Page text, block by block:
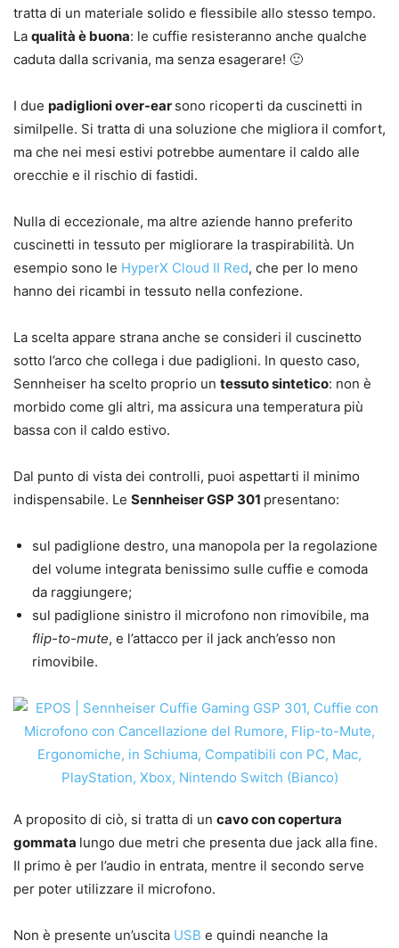
tratta di un materiale solido e flessibile allo stesso tempo.
La qualità è buona: le cuffie resisteranno anche qualche
caduta dalla scrivania, ma senza esagerare! 🙂
I due padiglioni over-ear sono ricoperti da cuscinetti in
similpelle. Si tratta di una soluzione che migliora il comfort,
ma che nei mesi estivi potrebbe aumentare il caldo alle
orecchie e il rischio di fastidi.
Nulla di eccezionale, ma altre aziende hanno preferito
cuscinetti in tessuto per migliorare la traspirabilità. Un
esempio sono le HyperX Cloud II Red, che per lo meno
hanno dei ricambi in tessuto nella confezione.
La scelta appare strana anche se consideri il cuscinetto
sotto l’arco che collega i due padiglioni. In questo caso,
Sennheiser ha scelto proprio un tessuto sintetico: non è
morbido come gli altri, ma assicura una temperatura più
bassa con il caldo estivo.
Dal punto di vista dei controlli, puoi aspettarti il minimo
indispensabile. Le Sennheiser GSP 301 presentano:
sul padiglione destro, una manopola per la regolazione
del volume integrata benissimo sulle cuffie e comoda
da raggiungere;
sul padiglione sinistro il microfono non rimovibile, ma
flip-to-mute, e l’attacco per il jack anch’esso non
rimovibile.
A proposito di ciò, si tratta di un cavo con copertura
gommata lungo due metri che presenta due jack alla fine.
Il primo è per l’audio in entrata, mentre il secondo serve
per poter utilizzare il microfono.
Non è presente un’uscita USB e quindi neanche la